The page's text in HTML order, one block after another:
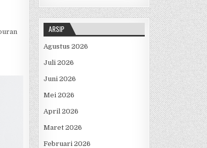
ARSIP
Agustus 2026
Juli 2026
Juni 2026
Mei 2026
April 2026
Maret 2026
Februari 2026